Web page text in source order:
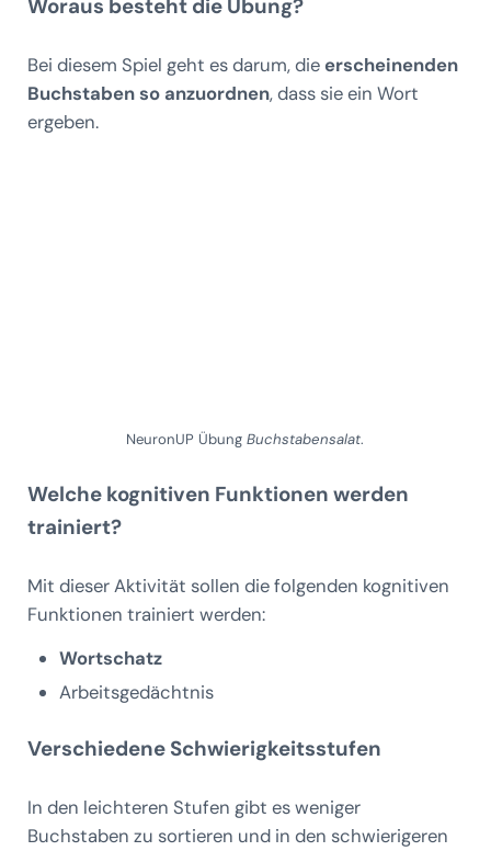
Woraus besteht die Übung?
Bei diesem Spiel geht es darum, die erscheinenden
Buchstaben so anzuordnen, dass sie ein Wort
ergeben.
NeuronUP ÜbungBuchstabensalat.
Welche kognitiven Funktionen werden
trainiert?
Mit dieser Aktivität sollen die folgenden kognitiven
Funktionen trainiert werden:
Wortschatz
Arbeitsgedächtnis
Verschiedene Schwierigkeitsstufen
In den leichteren Stufen gibt es weniger
Buchstaben zu sortieren und in den schwierigeren